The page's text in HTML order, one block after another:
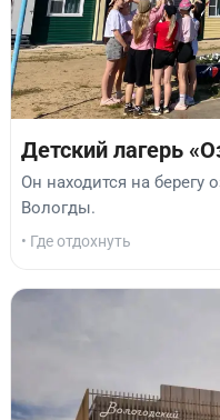
Детский лагерь
Он находится на берегу
Вологды.
• Где отдохнуть